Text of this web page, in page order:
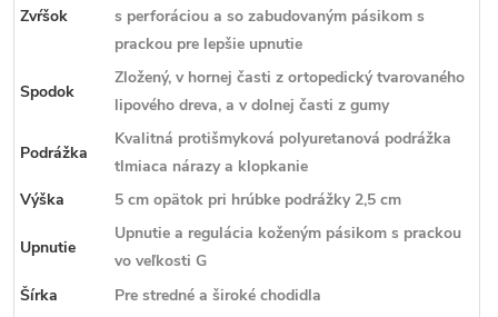
Zvŕšok
s perforáciou a so zabudovaným pásikom s
prackou pre lepšie upnutie
Spodok
Zložený, v hornej časti z ortopedický tvarovaného
lipového dreva, a v dolnej časti z gumy
Podrážka
Kvalitná protišmyková polyuretanová podrážka
tlmiaca nárazy a klopkanie
Výška
5 cm opätok pri hrúbke podrážky 2,5 cm
Upnutie
Upnutie a regulácia koženým pásikom s prackou
vo veľkosti G
Šírka
Pre stredné a široké chodidla